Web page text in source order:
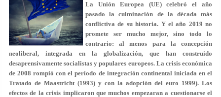
La Unión Europea (UE) celebró el año
pasado la culminación de la década más
conflictiva de su historia. Y el año 2019 no
promete ser mucho mejor, sino todo lo
contrario: al menos para la concepción
neoliberal, integrada en la globalización, que han construido
desaprensivamente socialistas y populares europeos. La crisis económica
de 2008 rompió con el período de integración continental iniciada en el
Tratado de Maastricht (1993) y con la adopción del euro 1999). Los
efectos de la crisis implicaron que muchos empezaran a cuestionarse el